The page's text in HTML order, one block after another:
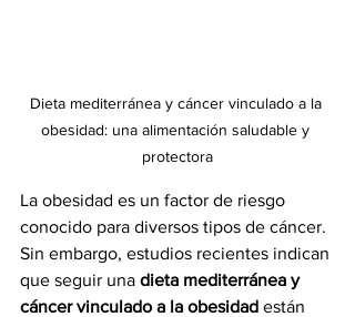
Dieta mediterránea y cáncer vinculado a la
obesidad: una alimentación saludable y
protectora
La obesidad es un factor de riesgo
conocido para diversos tipos de cáncer.
Sin embargo, estudios recientes indican
que seguir una dieta mediterránea y
cáncer vinculado a la obesidad están